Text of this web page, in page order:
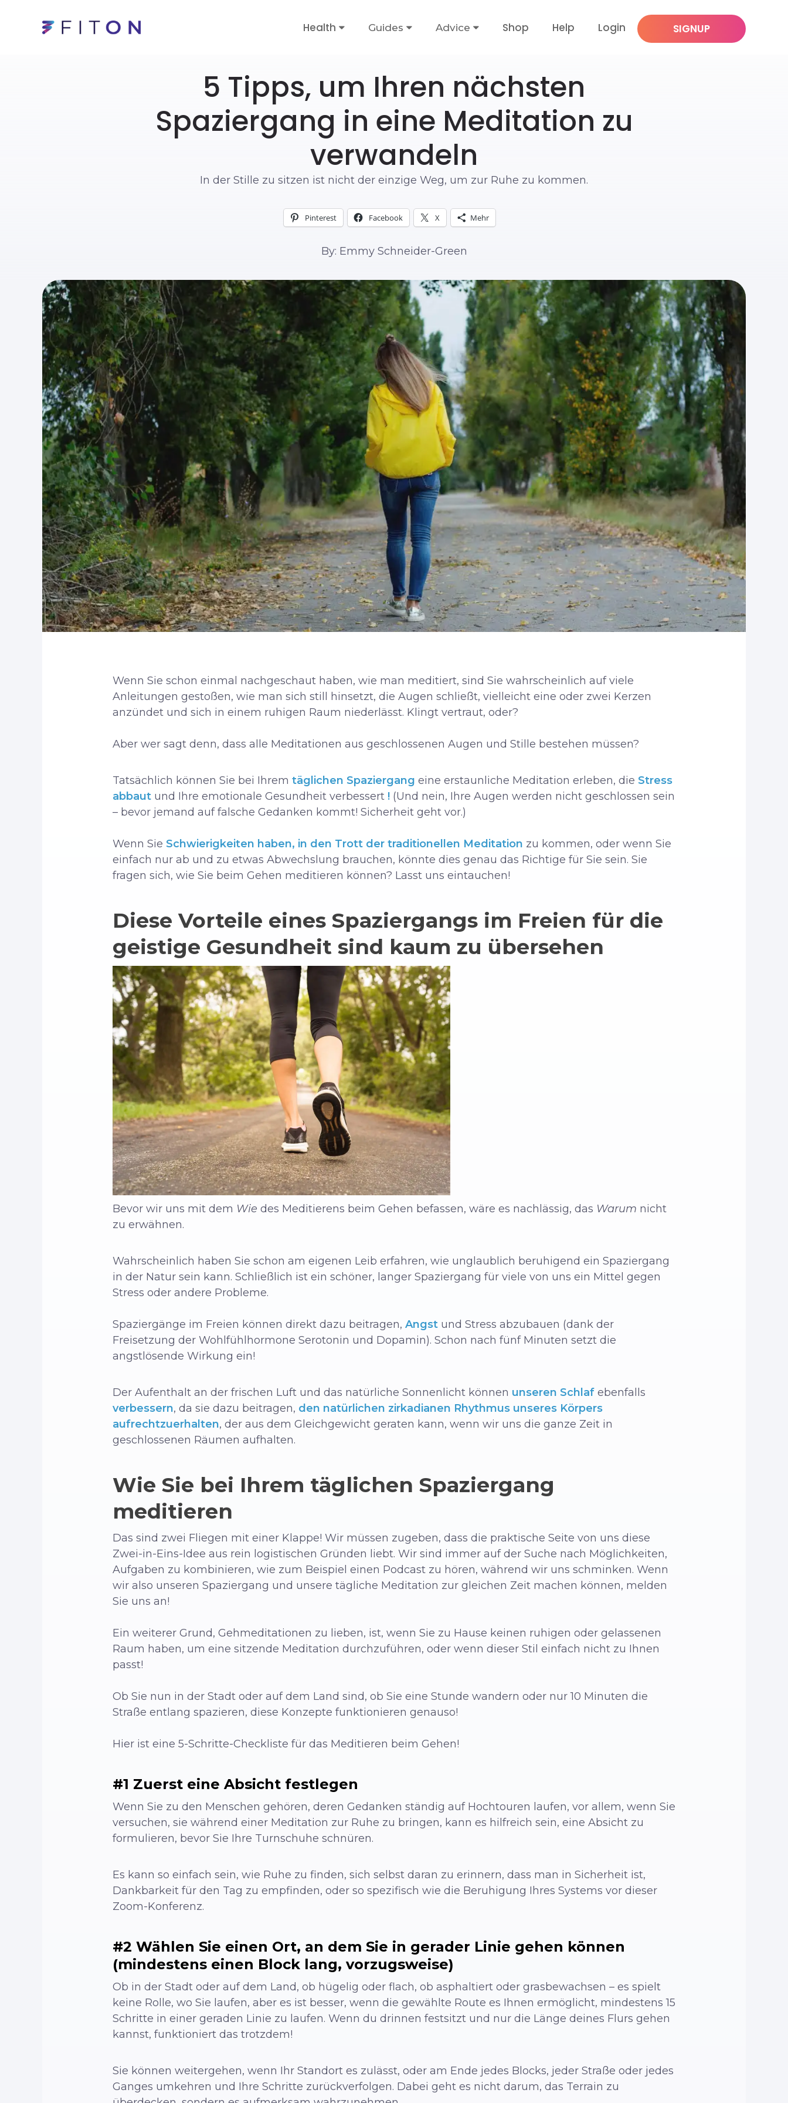
Health Guides Advice Shop Help Login SIGNUP
5 Tipps, um Ihren nächsten
Spaziergang in eine Meditation zu
verwandeln
In der Stille zu sitzen ist nicht der einzige Weg, um zur Ruhe zu kommen.
Pinterest Facebook X Mehr
By: Emmy Schneider-Green
Wenn Sie schon einmal nachgeschaut haben, wie man meditiert, sind Sie wahrscheinlich auf viele
Anleitungen gestoßen, wie man sich still hinsetzt, die Augen schließt, vielleicht eine oder zwei Kerzen
anzündet und sich in einem ruhigen Raum niederlässt. Klingt vertraut, oder?
Aber wer sagt denn, dass alle Meditationen aus geschlossenen Augen und Stille bestehen müssen?
Tatsächlich können Sie bei Ihrem täglichen Spaziergang eine erstaunliche Meditation erleben, die Stress
abbaut und Ihre emotionale Gesundheit verbessert ! (Und nein, Ihre Augen werden nicht geschlossen sein
– bevor jemand auf falsche Gedanken kommt! Sicherheit geht vor.)
Wenn Sie Schwierigkeiten haben, in den Trott der traditionellen Meditation zu kommen, oder wenn Sie
einfach nur ab und zu etwas Abwechslung brauchen, könnte dies genau das Richtige für Sie sein. Sie
fragen sich, wie Sie beim Gehen meditieren können? Lasst uns eintauchen!
Diese Vorteile eines Spaziergangs im Freien für die
geistige Gesundheit sind kaum zu übersehen
Bevor wir uns mit dem Wie des Meditierens beim Gehen befassen, wäre es nachlässig, das Warum nicht
zu erwähnen.
Wahrscheinlich haben Sie schon am eigenen Leib erfahren, wie unglaublich beruhigend ein Spaziergang
in der Natur sein kann. Schließlich ist ein schöner, langer Spaziergang für viele von uns ein Mittel gegen
Stress oder andere Probleme.
Spaziergänge im Freien können direkt dazu beitragen, Angst und Stress abzubauen (dank der
Freisetzung der Wohlfühlhormone Serotonin und Dopamin). Schon nach fünf Minuten setzt die
angstlösende Wirkung ein!
Der Aufenthalt an der frischen Luft und das natürliche Sonnenlicht können unseren Schlaf ebenfalls
verbessern, da sie dazu beitragen, den natürlichen zirkadianen Rhythmus unseres Körpers
aufrechtzuerhalten, der aus dem Gleichgewicht geraten kann, wenn wir uns die ganze Zeit in
geschlossenen Räumen aufhalten.
Wie Sie bei Ihrem täglichen Spaziergang
meditieren
Das sind zwei Fliegen mit einer Klappe! Wir müssen zugeben, dass die praktische Seite von uns diese
Zwei-in-Eins-Idee aus rein logistischen Gründen liebt. Wir sind immer auf der Suche nach Möglichkeiten,
Aufgaben zu kombinieren, wie zum Beispiel einen Podcast zu hören, während wir uns schminken. Wenn
wir also unseren Spaziergang und unsere tägliche Meditation zur gleichen Zeit machen können, melden
Sie uns an!
Ein weiterer Grund, Gehmeditationen zu lieben, ist, wenn Sie zu Hause keinen ruhigen oder gelassenen
Raum haben, um eine sitzende Meditation durchzuführen, oder wenn dieser Stil einfach nicht zu Ihnen
passt!
Ob Sie nun in der Stadt oder auf dem Land sind, ob Sie eine Stunde wandern oder nur 10 Minuten die
Straße entlang spazieren, diese Konzepte funktionieren genauso!
Hier ist eine 5-Schritte-Checkliste für das Meditieren beim Gehen!
#1 Zuerst eine Absicht festlegen
Wenn Sie zu den Menschen gehören, deren Gedanken ständig auf Hochtouren laufen, vor allem, wenn Sie
versuchen, sie während einer Meditation zur Ruhe zu bringen, kann es hilfreich sein, eine Absicht zu
formulieren, bevor Sie Ihre Turnschuhe schnüren.
Es kann so einfach sein, wie Ruhe zu finden, sich selbst daran zu erinnern, dass man in Sicherheit ist,
Dankbarkeit für den Tag zu empfinden, oder so spezifisch wie die Beruhigung Ihres Systems vor dieser
Zoom-Konferenz.
#2 Wählen Sie einen Ort, an dem Sie in gerader Linie gehen können
(mindestens einen Block lang, vorzugsweise)
Ob in der Stadt oder auf dem Land, ob hügelig oder flach, ob asphaltiert oder grasbewachsen – es spielt
keine Rolle, wo Sie laufen, aber es ist besser, wenn die gewählte Route es Ihnen ermöglicht, mindestens 15
Schritte in einer geraden Linie zu laufen. Wenn du drinnen festsitzt und nur die Länge deines Flurs gehen
kannst, funktioniert das trotzdem!
Sie können weitergehen, wenn Ihr Standort es zulässt, oder am Ende jedes Blocks, jeder Straße oder jedes
Ganges umkehren und Ihre Schritte zurückverfolgen. Dabei geht es nicht darum, das Terrain zu